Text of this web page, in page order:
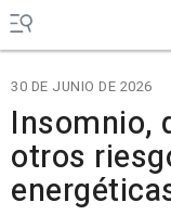
30 DE JUNIO DE 2026
Insomnio,
otros